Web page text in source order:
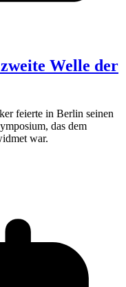
Welle der
feierte in Berlin seinen
das dem
war.